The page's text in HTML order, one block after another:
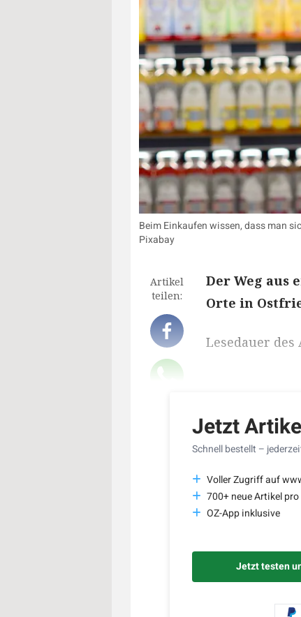
Beim Einkaufen wissen, dass man
Pixabay
Artikel
teilen:
Der Weg aus
Orte in
Lesedauer
Jetzt
Schnell bestellt –
Voller Zugriff auf
700+ neue Artikel pro
OZ-App inklusive
Jetzt testen